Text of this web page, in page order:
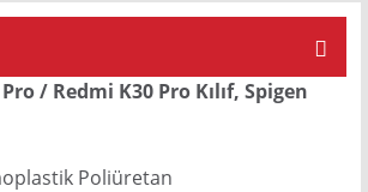
/ Redmi K30 Pro Kılıf, Spigen
Poliüretan